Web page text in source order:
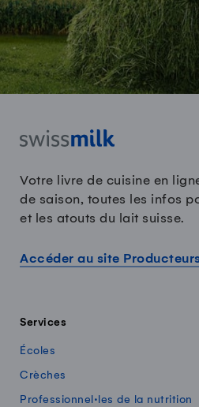
Votre livre de cuisine en
de saison, toutes les infos
et les atouts du lait suisse.
Accéder au site
Services
Écoles
Crèches
Professionnel·les de la nutrition